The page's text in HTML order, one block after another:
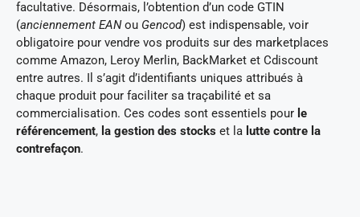
facultative. Désormais, l’obtention d’un code GTIN
(anciennement EANou Gencod) est indispensable, voir
obligatoire pour vendre vos produits sur des marketplaces
comme Amazon, Leroy Merlin, BackMarket et Cdiscount
entre autres. Il s’agit d’identifiants uniques attribués à
chaque produit pour faciliter sa traçabilité et sa
commercialisation. Ces codes sont essentiels pour le
référencement, la gestion des stocks et la lutte contre la
contrefaçon.